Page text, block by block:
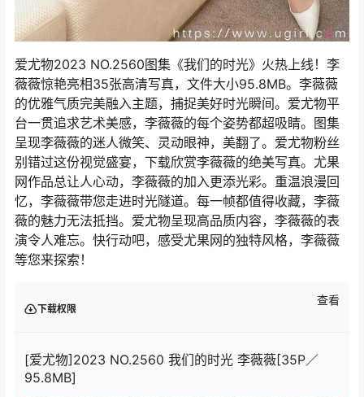
爱尤物2023 NO.2560图集《我们的时光》火热上线！李
薇薇惊艳亮相35张高清写真，文件大小95.8MB。李薇薇
的优雅气质完美融入主题，捕捉美好时光瞬间。爱尤物平
台一贯追求艺术美感，李薇薇的每个姿势都超吸睛。图集
呈现李薇薇的迷人微笑、灵动眼神，美翻了。爱尤物粉丝
别错过这份视觉盛宴，下载欣赏李薇薇的绝美写真。尤果
网作品总让人心动，李薇薇的加入更添光彩。重温浪漫回
忆，李薇薇带您走进时光隧道。每一帧都值得收藏，李薇
薇的魅力无法抵挡。爱尤物呈现高品质内容，李薇薇的表
演令人难忘。快行动吧，感受尤果网的独特风格，李薇薇
等您来探索！
下载权限
查看
[爱尤物]2023 NO.2560 我们的时光 李薇薇[35P／
95.8MB]